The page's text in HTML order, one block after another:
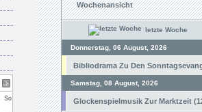
So
Wochenansicht
letzte Woche
Donnerstag, 06 August, 2026
Bibliodrama Zu Den
Samstag, 08 August, 2026
Glockenspielmusik Zur Marktzeit